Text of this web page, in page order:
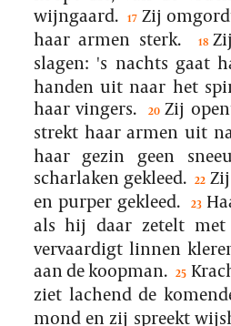
wijngaard.
17 Zij
haar armen sterk.
18
slagen: 's nachts gaat
handen uit naar het
haar vingers.
20 Zij
strekt haar armen uit
haar gezin geen
scharlaken gekleed.
22
en purper gekleed.
23
als hij daar zetelt
vervaardigt linnen
aan de koopman. 25
ziet lachend de
mond en zij spreekt